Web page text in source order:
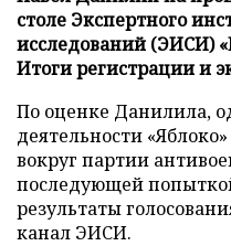
столе Экспертного
исследований (ЭИСИ)
Итоги регистрации и
По оценке Данилила,
деятельности
вокруг партии
последующей
результаты
канал ЭИСИ.